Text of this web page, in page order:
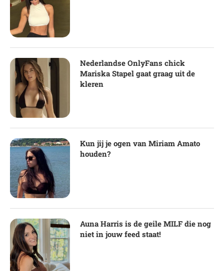
Nederlandse OnlyFans chick
Mariska Stapel gaat graag uit de
kleren
Kun jij je ogen van Miriam Amato
houden?
Auna Harris is de geile MILF die nog
niet in jouw feed staat!